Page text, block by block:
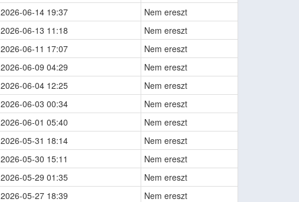
2026-06-14 19:37
Nem ereszt
2026-06-13 11:18
Nem ereszt
2026-06-11 17:07
Nem ereszt
2026-06-09 04:29
Nem ereszt
2026-06-04 12:25
Nem ereszt
2026-06-03 00:34
Nem ereszt
2026-06-01 05:40
Nem ereszt
2026-05-31 18:14
Nem ereszt
2026-05-30 15:11
Nem ereszt
2026-05-29 01:35
Nem ereszt
2026-05-27 18:39
Nem ereszt